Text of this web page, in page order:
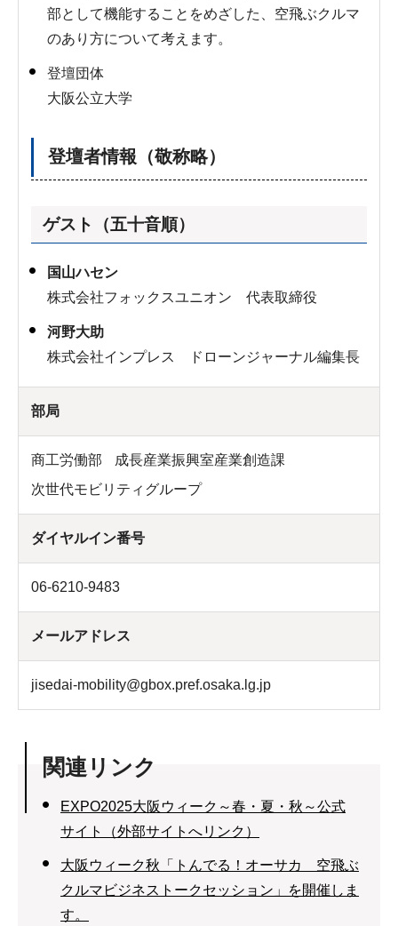
部として機能することをめざした、空飛ぶクルマ
のあり方について考えます。
登壇団体
大阪公立大学
登壇者情報（敬称略）
ゲスト（五十音順）
国山ハセン
株式会社フォックスユニオン 代表取締役
河野大助
株式会社インプレス ドローンジャーナル編集長
部局
商工労働部
成長産業振興室産業創造課
次世代モビリティグループ
ダイヤルイン番号
06-6210-9483
メールアドレス
jisedai-mobility@gbox.pref.osaka.lg.jp
関連リンク
EXPO2025大阪ウィーク～春・夏・秋～公式
サイト（外部サイトへリンク）
大阪ウィーク秋「トんでる！オーサカ 空飛ぶ
クルマビジネストークセッション」を開催しま
す。